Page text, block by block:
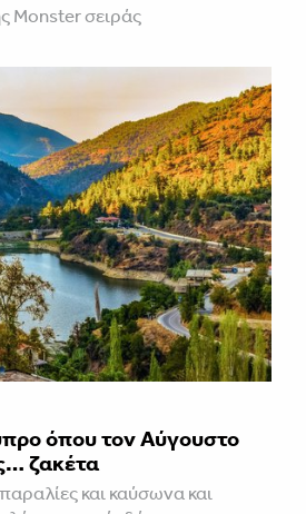
Monster σειράς
όπου τον Αύγουστο
ζακέτα
και καύσωνα και